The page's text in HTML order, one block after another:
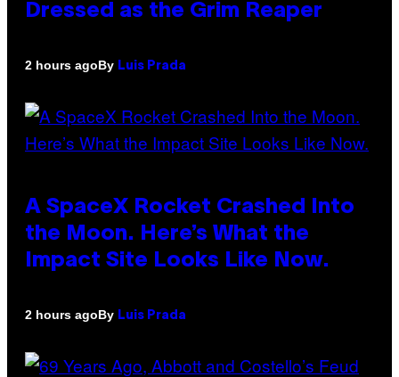
Dressed as the Grim Reaper
2 hours agoBy Luis Prada
A SpaceX Rocket Crashed Into
the Moon. Here’s What the
Impact Site Looks Like Now.
2 hours agoBy Luis Prada